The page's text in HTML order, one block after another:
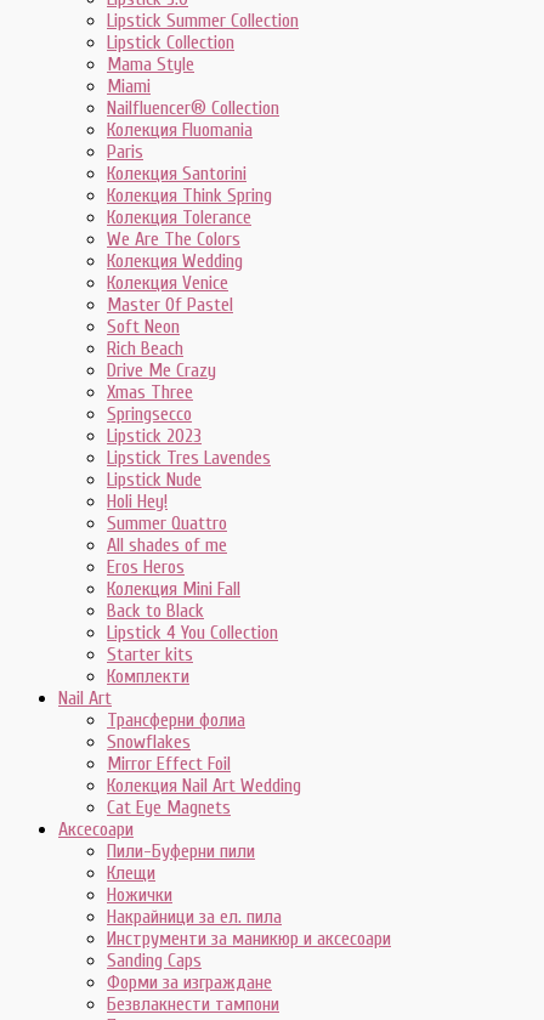
Lipstick Summer Collection
Lipstick Collection
Mama Style
Miami
Nailfluencer® Collection
Колекция Fluomania
Paris
Колекция Santorini
Колекция Think Spring
Колекция Tolerance
We Are The Colors
Колекция Wedding
Колекция Venice
Master Of Pastel
Soft Neon
Rich Beach
Drive Me Crazy
Xmas Three
Springsecco
Lipstick 2023
Lipstick Tres Lavendes
Lipstick Nude
Holi Hey!
Summer Quattro
All shades of me
Eros Heros
Колекция Mini Fall
Back to Black
Lipstick 4 You Collection
Starter kits
Комплекти
Nail Art
Трансферни фолиа
Snowflakes
Mirror Effect Foil
Колекция Nail Art Wedding
Cat Eye Magnets
Аксесоари
Пили-Буферни пили
Клещи
Ножички
Накрайници за ел. пила
Инструменти за маникюр и аксесоари
Sanding Caps
Форми за изграждане
Безвлакнести тампони